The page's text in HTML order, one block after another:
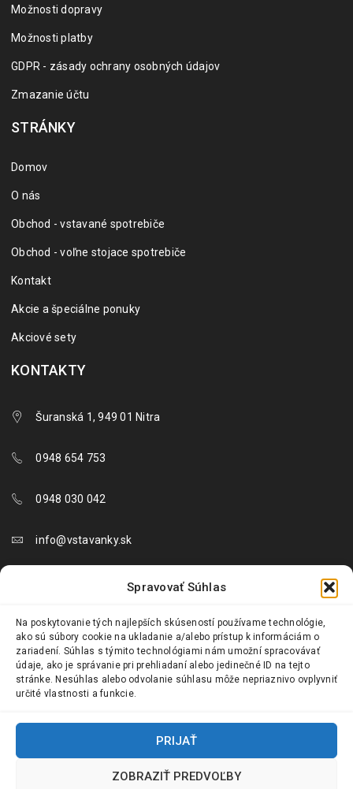
Spravovať Súhlas
Na poskytovanie tých najlepších skúseností používame technológie,
ako sú súbory cookie na ukladanie a/alebo prístup k informáciám o
zariadení. Súhlas s týmito technológiami nám umožní spracovávať
údaje, ako je správanie pri prehliadaní alebo jedinečné ID na tejto
stránke. Nesúhlas alebo odvolanie súhlasu môže nepriaznivo ovplyvniť
určité vlastnosti a funkcie.
PRIJAŤ
ZOBRAZIŤ PREDVOĽBY
Možnosti dopravy
Možnosti platby
GDPR - zásady ochrany osobných údajov
Zmazanie účtu
STRÁNKY
Domov
O nás
Obchod - vstavané spotrebiče
Obchod - voľne stojace spotrebiče
Kontakt
Akcie a špeciálne ponuky
Akciové sety
KONTAKTY
Šuranská 1, 949 01 Nitra
0948 654 753
0948 030 042
info@vstavanky.sk
objednavky@vstavanky.sk
reklamacie@vstavanky.sk
© 2024 Vstavanky.sk. Všetky práva vyhradené.